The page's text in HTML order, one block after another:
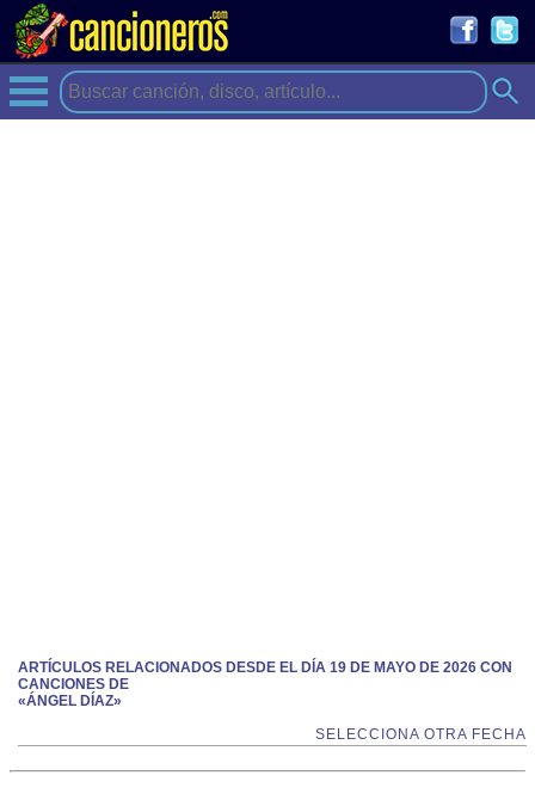
ARTÍCULOS RELACIONADOS DESDE EL DÍA 19 DE MAYO DE 2026 CON
CANCIONES DE
«ÁNGEL DÍAZ»
SELECCIONA OTRA FECHA